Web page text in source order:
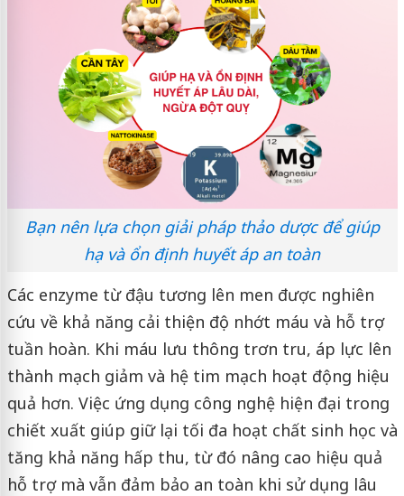
Bạn nên lựa chọn giải pháp thảo dược để giúp
hạ và ổn định huyết áp an toàn
Các enzyme từ đậu tương lên men được nghiên
cứu về khả năng cải thiện độ nhớt máu và hỗ trợ
tuần hoàn. Khi máu lưu thông trơn tru, áp lực lên
thành mạch giảm và hệ tim mạch hoạt động hiệu
quả hơn. Việc ứng dụng công nghệ hiện đại trong
chiết xuất giúp giữ lại tối đa hoạt chất sinh học và
tăng khả năng hấp thu, từ đó nâng cao hiệu quả
hỗ trợ mà vẫn đảm bảo an toàn khi sử dụng lâu